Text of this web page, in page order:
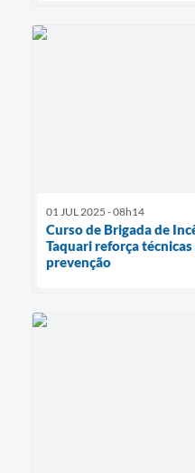
01 JUL 2025 - 08h14
Curso de Brigada de
Taquari reforça
prevenção